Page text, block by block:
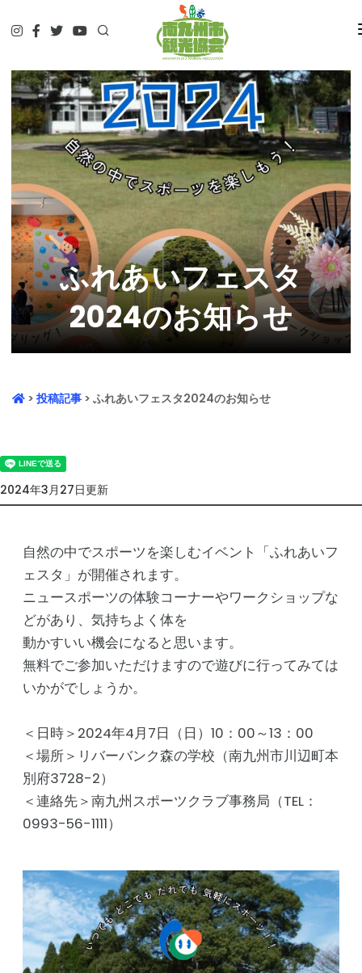
観て
遊んで
食べて
泊まって
やってみる
調べる
ガイド予約▷
予約・問合せ・パンフ
交通関連ふれあいフェスタ
2024のお知らせ
> 投稿記事 > ふれあいフェスタ2024のお知らせ
2024年3月27日更新
自然の中でスポーツを楽しむイベント「ふれあいフ
ェスタ」が開催されます。
ニュースポーツの体験コーナーやワークショップな
どがあり、気持ちよく体を
動かすいい機会になると思います。
無料でご参加いただけますので遊びに行ってみては
いかがでしょうか。
＜日時＞2024年4月7日（日）10：00～13：00
＜場所＞リバーバンク森の学校（南九州市川辺町本
別府3728-2）
＜連絡先＞南九州スポーツクラブ事務局（TEL：
0993-56-1111）